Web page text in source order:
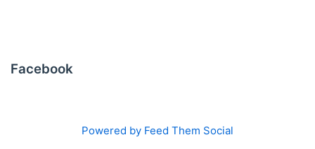
Facebook
Powered by Feed Them Social